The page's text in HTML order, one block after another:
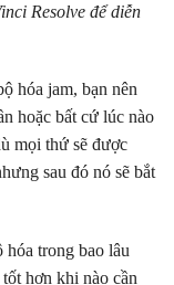
Resolve để diễn
hóa jam, bạn nên
hoặc bất cứ lúc nào
mọi thứ sẽ được
sau đó nó sẽ bắt
trong bao lâu
hơn khi nào cần